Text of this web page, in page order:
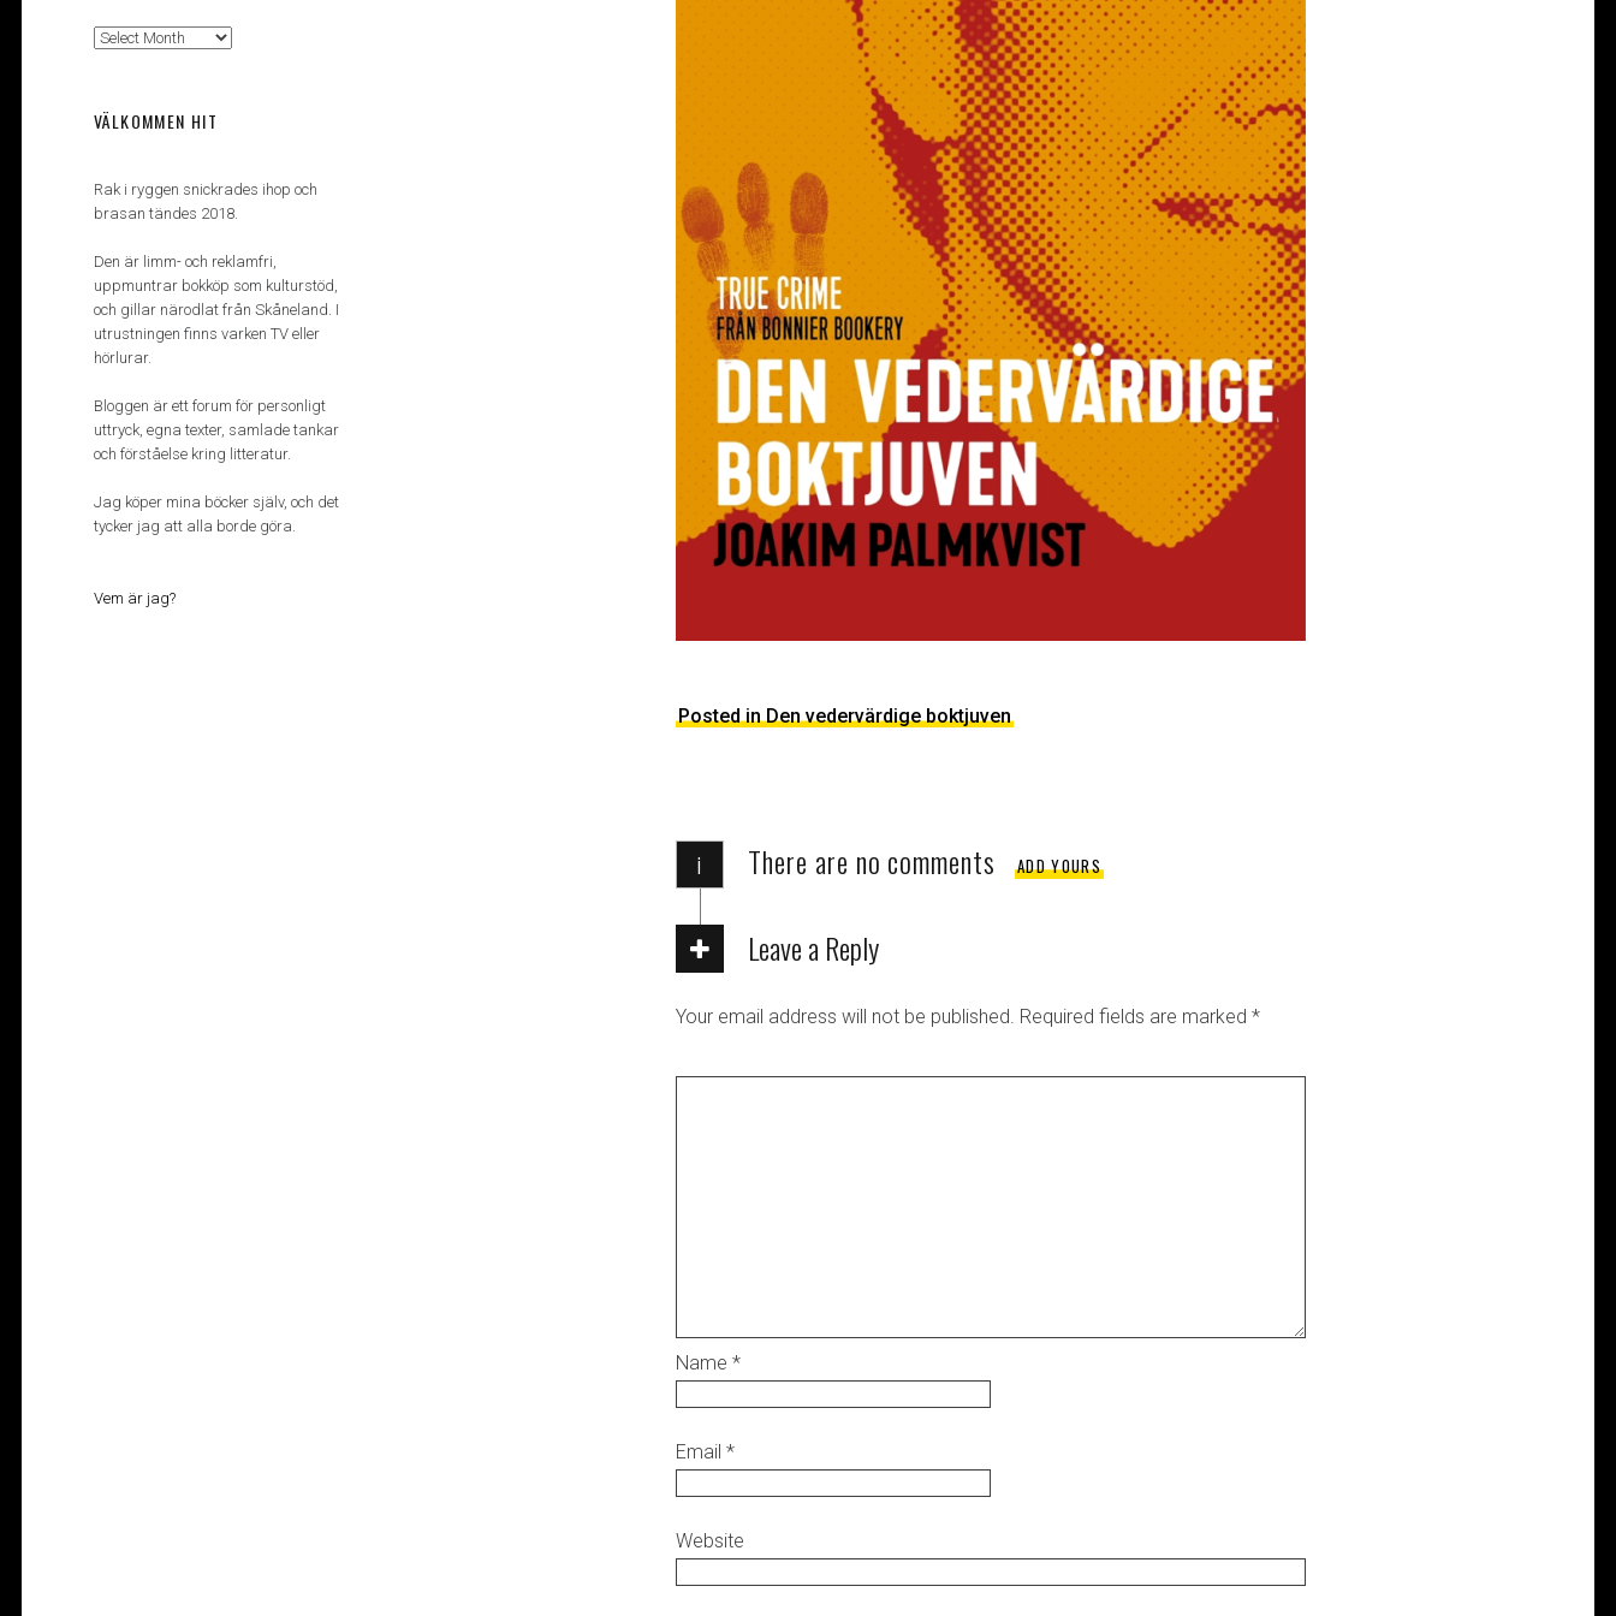
Posted in Den vedervärdige boktjuven
i There are no comments ADD YOURS
Leave a Reply
Your email address will not be published. Required fields are marked *
Name *
Email *
Website
Arkiv
VÄLKOMMEN HIT
Rak i ryggen snickrades ihop och
brasan tändes 2018.
Den är limm- och reklamfri,
uppmuntrar bokköp som kulturstöd,
och gillar närodlat från Skåneland. I
utrustningen finns varken TV eller
hörlurar.
Bloggen är ett forum för personligt
uttryck, egna texter, samlade tankar
och förståelse kring litteratur.
Jag köper mina böcker själv, och det
tycker jag att alla borde göra.
Vem är jag?